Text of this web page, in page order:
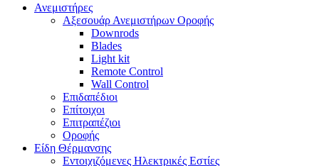
Ανεμιστήρες
Αξεσουάρ Ανεμιστήρων Οροφής
Downrods
Blades
Light kit
Remote Control
Wall Control
Επιδαπέδιοι
Επίτοιχοι
Επιτραπέζιοι
Οροφής
Είδη Θέρμανσης
Εντοιχιζόμενες Ηλεκτρικές Εστίες